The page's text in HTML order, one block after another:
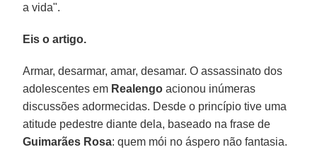
a vida".
Eis o artigo.
Armar, desarmar, amar, desamar. O assassinato dos
adolescentes em Realengo acionou inúmeras
discussões adormecidas. Desde o princípio tive uma
atitude pedestre diante dela, baseado na frase de
Guimarães Rosa: quem mói no áspero não fantasia.